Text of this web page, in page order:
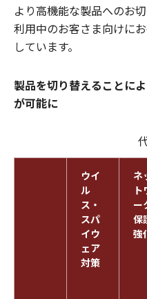
より高機能な製品へのお
利用中のお客さま向けに
しています。
製品を切り替えることに
が可能に
ウイ
ル
ス・
スパ
イウ
ェア
対策
ネ
ト
ー
保
強